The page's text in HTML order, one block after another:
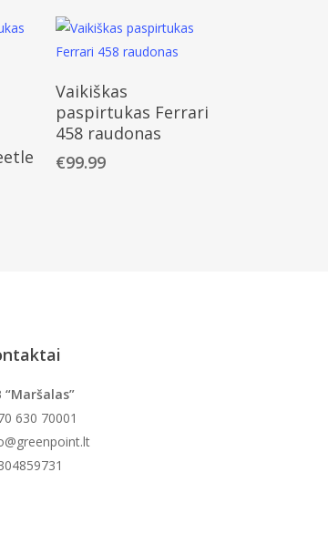
Vaikiškas
paspirtukas Ferrari
458 raudonas
€99.99
“Maršalas”
630 70001